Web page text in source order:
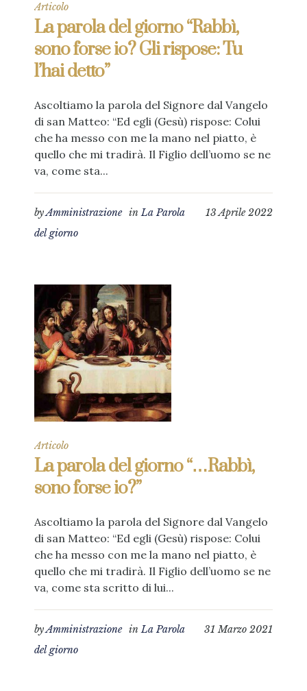
Articolo
La parola del giorno “Rabbì,
sono forse io? Gli rispose: Tu
l’hai detto”
Ascoltiamo la parola del Signore dal Vangelo
di san Matteo: “Ed egli (Gesù) rispose: Colui
che ha messo con me la mano nel piatto, è
quello che mi tradirà. Il Figlio dell’uomo se ne
va, come sta...
13 Aprile 2022
byAmministrazione inLa Parola
del giorno
Articolo
La parola del giorno “…Rabbì,
sono forse io?”
Ascoltiamo la parola del Signore dal Vangelo
di san Matteo: “Ed egli (Gesù) rispose: Colui
che ha messo con me la mano nel piatto, è
quello che mi tradirà. Il Figlio dell’uomo se ne
va, come sta scritto di lui...
31 Marzo 2021
byAmministrazione inLa Parola
del giorno